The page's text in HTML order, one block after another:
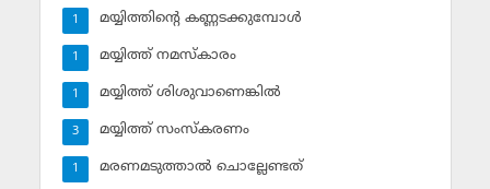
മയ്യിത്തിന്റെ കണ്ണടക്കുമ്പോള്‍
1
മയ്യിത്ത് നമസ്‌കാരം
1
മയ്യിത്ത് ശിശുവാണെങ്കില്‍
1
മയ്യിത്ത് സംസ്‌കരണം
3
മരണമടുത്താല്‍ ചൊല്ലേണ്ടത്
1